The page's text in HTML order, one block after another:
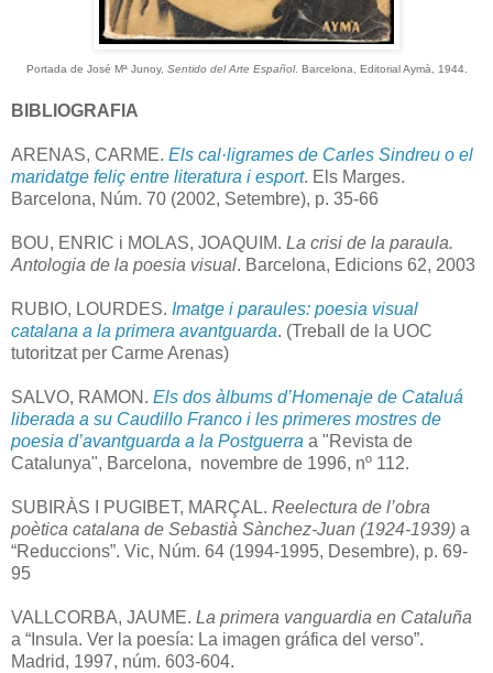
Portada de José Mª Junoy, Sentido del Arte Español. Barcelona, Editorial Aymà, 1944.
BIBLIOGRAFIA
ARENAS, CARME. Els cal·ligrames de Carles Sindreu o el
maridatge feliç entre literatura i esport. Els Marges.
Barcelona, Núm. 70 (2002, Setembre), p. 35-66
BOU, ENRIC i MOLAS, JOAQUIM. La crisi de la paraula.
Antologia de la poesia visual. Barcelona, Edicions 62, 2003
RUBIO, LOURDES. Imatge i paraules: poesia visual
catalana a la primera avantguarda. (Treball de la UOC
tutoritzat per Carme Arenas)
SALVO, RAMON. Els dos àlbums d’Homenaje de Cataluá
liberada a su Caudillo Franco i les primeres mostres de
poesia d’avantguarda a la Postguerra a "Revista de
Catalunya", Barcelona, novembre de 1996, nº 112.
SUBIRÀS I PUGIBET, MARÇAL. Reelectura de l’obra
poètica catalana de Sebastià Sànchez-Juan (1924-1939) a
“Reduccions”. Vic, Núm. 64 (1994-1995, Desembre), p. 69-
95
VALLCORBA, JAUME. La primera vanguardia en Cataluña
a “Insula. Ver la poesía: La imagen gráfica del verso”.
Madrid, 1997, núm. 603-604.